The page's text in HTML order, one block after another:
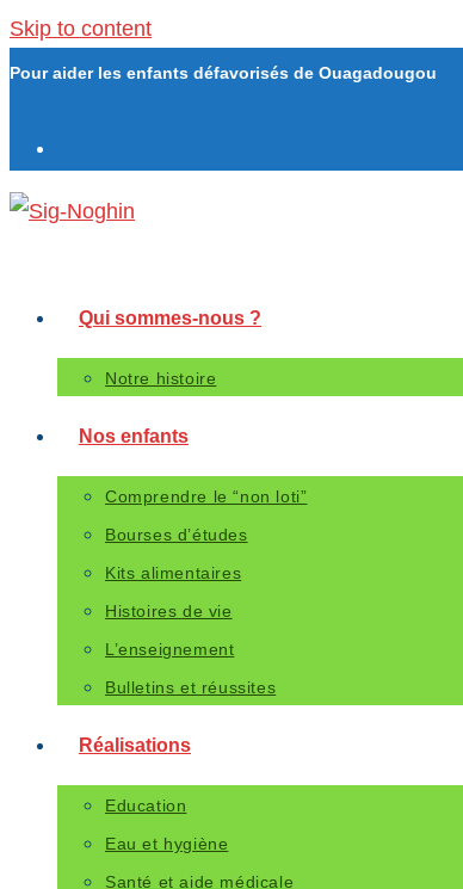
Skip to content
Pour aider les enfants défavorisés de Ouagadougou
Qui sommes-nous ?
Notre histoire
Nos enfants
Comprendre le “non loti”
Bourses d’études
Kits alimentaires
Histoires de vie
L’enseignement
Bulletins et réussites
Réalisations
Education
Eau et hygiène
Santé et aide médicale